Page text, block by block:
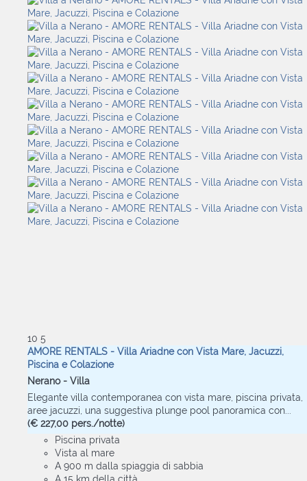
10 5
AMORE RENTALS - Villa Ariadne con Vista Mare, Jacuzzi,
Piscina e Colazione
Nerano - Villa
Elegante villa contemporanea con vista mare, piscina privata,
aree jacuzzi, una suggestiva plunge pool panoramica con...
(€ 227,00 pers./notte)
Piscina privata
Vista al mare
A 900 m dalla spiaggia di sabbia